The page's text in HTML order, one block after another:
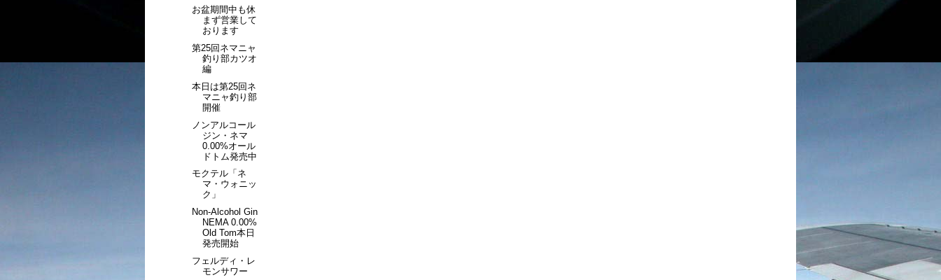
お盆期間中も休
まず営業して
おります
第25回ネマニャ
釣り部カツオ
編
本日は第25回ネ
マニャ釣り部
開催
ノンアルコール
ジン・ネマ
0.00%オール
ドトム発売中
モクテル「ネ
マ・ウォニッ
ク」
Non-Alcohol Gin
NEMA 0.00%
Old Tom本日
発売開始
フェルディ・レ
モンサワー